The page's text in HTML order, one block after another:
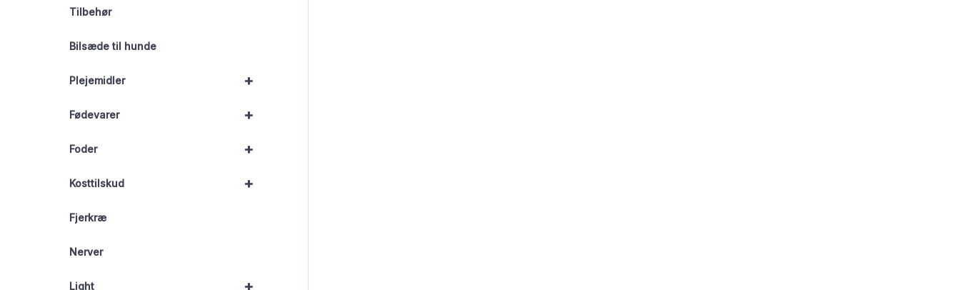
Tilbehør
Bilsæde til hunde
+
Plejemidler
+
Fødevarer
+
Foder
+
Kosttilskud
Fjerkræ
Nerver
+
Light